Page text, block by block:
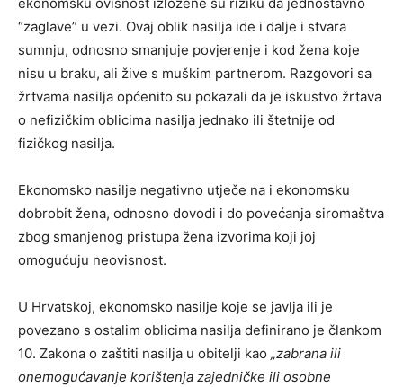
“zaglave” u vezi. Ovaj oblik nasilja ide i dalje i stvara
sumnju, odnosno smanjuje povjerenje i kod žena koje
nisu u braku, ali žive s muškim partnerom. Razgovori sa
žrtvama nasilja općenito su pokazali da je iskustvo žrtava
o nefizičkim oblicima nasilja jednako ili štetnije od
fizičkog nasilja.
Ekonomsko nasilje negativno utječe na i ekonomsku
dobrobit žena, odnosno dovodi i do povećanja siromaštva
zbog smanjenog pristupa žena izvorima koji joj
omogućuju neovisnost.
U Hrvatskoj, ekonomsko nasilje koje se javlja ili je
povezano s ostalim oblicima nasilja definirano je člankom
10. Zakona o zaštiti nasilja u obitelji kao „zabrana ili
onemogućavanje korištenja zajedničke ili osobne